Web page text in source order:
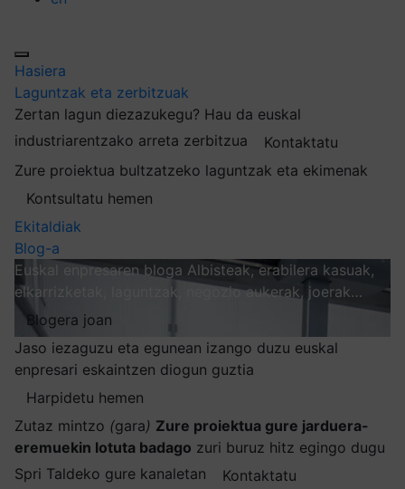
Hasiera
Laguntzak eta zerbitzuak
Zertan lagun diezazukegu? Hau da euskal
industriarentzako arreta zerbitzua
Kontaktatu
Zure proiektua bultzatzeko laguntzak eta ekimenak
Kontsultatu hemen
Ekitaldiak
Blog-a
Euskal enpresaren bloga Albisteak, erabilera kasuak,
elkarrizketak, laguntzak, negozio aukerak, joerak…
Blogera joan
Jaso iezaguzu eta egunean izango duzu euskal
enpresari eskaintzen diogun guztia
Harpidetu hemen
Zutaz mintzo (gara) Zure proiektua gure jarduera-
eremuekin lotuta badago zuri buruz hitz egingo dugu
Spri Taldeko gure kanaletan
Kontaktatu